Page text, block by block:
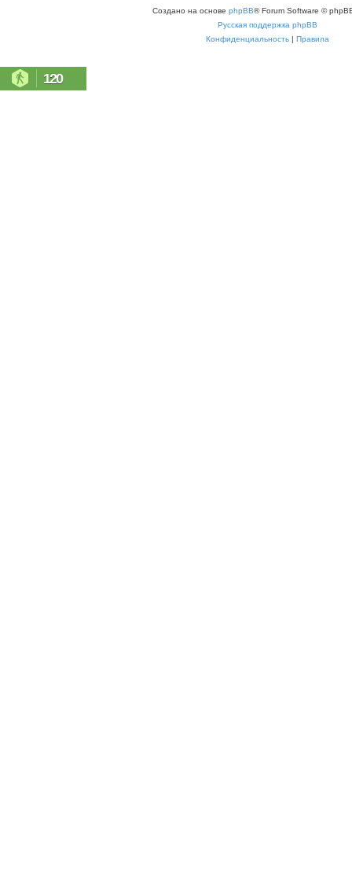
Создано на основе phpBB® Forum Software ©
Русская поддержка phpBB
Конфиденциальность | Правила
120